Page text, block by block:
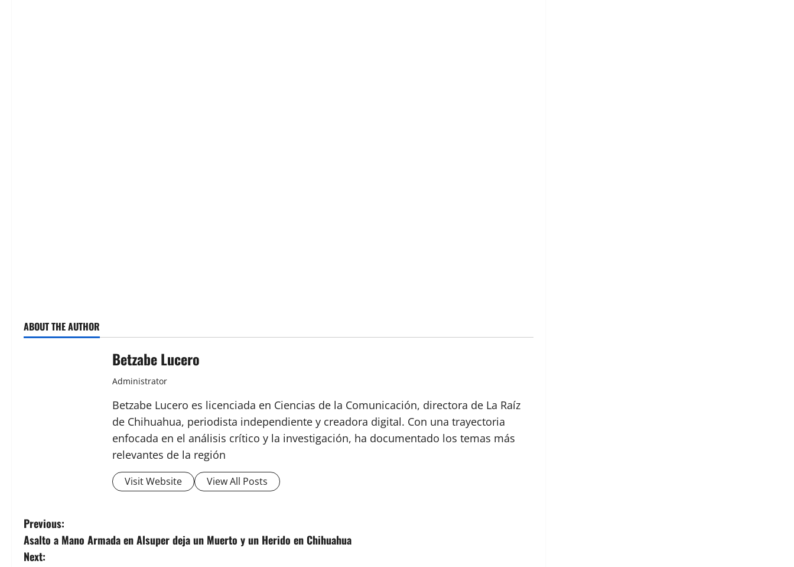
ABOUT THE AUTHOR
Betzabe Lucero
Administrator
Betzabe Lucero es licenciada en Ciencias de la Comunicación, directora de La Raíz
de Chihuahua, periodista independiente y creadora digital. Con una trayectoria
enfocada en el análisis crítico y la investigación, ha documentado los temas más
relevantes de la región
Visit Website View All Posts
P
o
Previous:
Asalto a Mano Armada en Alsuper deja un Muerto y un Herido en Chihuahua
Next: